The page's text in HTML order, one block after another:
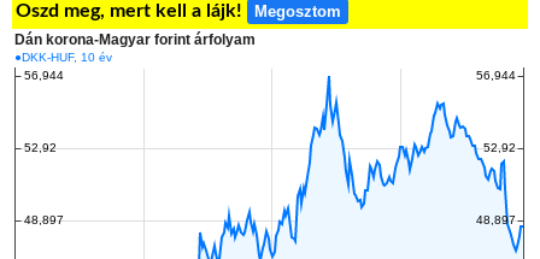
Oszd meg, mert kell a lájk! Megosztom